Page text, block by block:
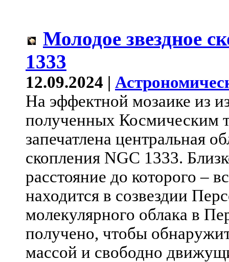
Молодое звездное
1333
12.09.2024 |
На эффектной мозаике из
полученных Космическим
запечатлена центральная
скопления NGC 1333.
расстояние до которого –
находится в созвездии
молекулярного облака в
получено, чтобы
массой и свободно